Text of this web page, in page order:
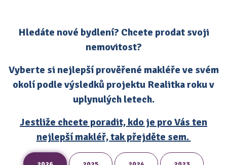
Hledáte nové bydlení? Chcete prodat svoji
nemovitost?
Vyberte si nejlepší prověřené makléře ve svém
okolí podle výsledků projektu Realitka roku v
uplynulých letech.
Jestliže chcete poradit, kdo je pro Vás ten
nejlepší makléř, tak přejděte sem.